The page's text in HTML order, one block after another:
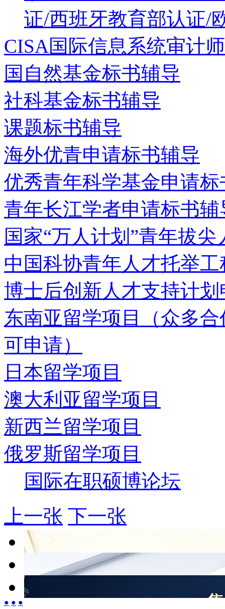
证/西班牙教育部认证/
CISA国际信息系统审计师
国自然基金标书辅导
社科基金标书辅导
课题标书辅导
海外优青申请标书辅导
优秀青年科学基金申请标
青年长江学者申请标书辅
国家“万人计划”青年拔
中国科协青年人才托举
博士后创新人才支持计
东南亚留学项目（众多
可申请）
日本留学项目
澳大利亚留学项目
新西兰留学项目
俄罗斯留学项目
国际在职硕博论坛
上一张 下一张
● ● ●